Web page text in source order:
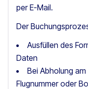
per E-Mail.
Der
Ausfüllen des
Daten
Bei Abholung
Flugnummer oder